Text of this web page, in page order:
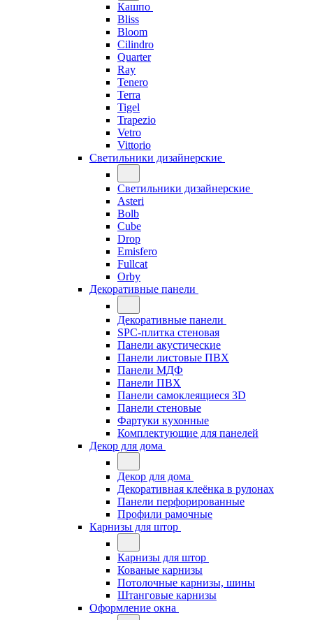
Кашпо
Bliss
Bloom
Cilindro
Quarter
Ray
Tenero
Terra
Tigel
Trapezio
Vetro
Vittorio
Светильники дизайнерские
Светильники дизайнерские
Asteri
Bolb
Cube
Drop
Emisfero
Fullcat
Orby
Декоративные панели
Декоративные панели
SPC-плитка стеновая
Панели акустические
Панели листовые ПВХ
Панели МДФ
Панели ПВХ
Панели самоклеящиеся 3D
Панели стеновые
Фартуки кухонные
Комплектующие для панелей
Декор для дома
Декор для дома
Декоративная клеёнка в рулонах
Панели перфорированные
Профили рамочные
Карнизы для штор
Карнизы для штор
Кованые карнизы
Потолочные карнизы, шины
Штанговые карнизы
Оформление окна